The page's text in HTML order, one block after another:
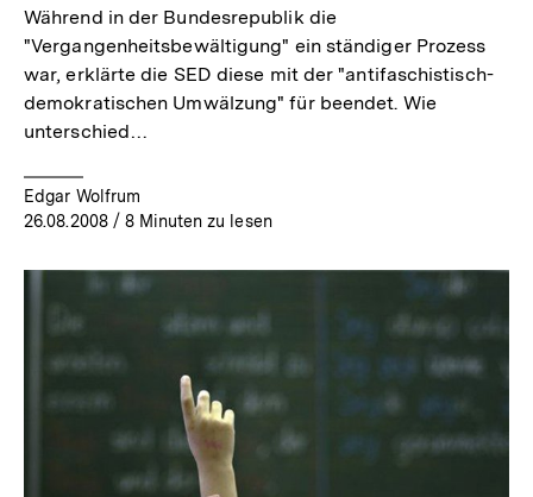
Während in der Bundesrepublik die
"Vergangenheitsbewältigung" ein ständiger Prozess
war, erklärte die SED diese mit der "antifaschistisch-
demokratischen Umwälzung" für beendet. Wie
unterschied…
Edgar Wolfrum
26.08.2008/ 8 Minuten zu lesen